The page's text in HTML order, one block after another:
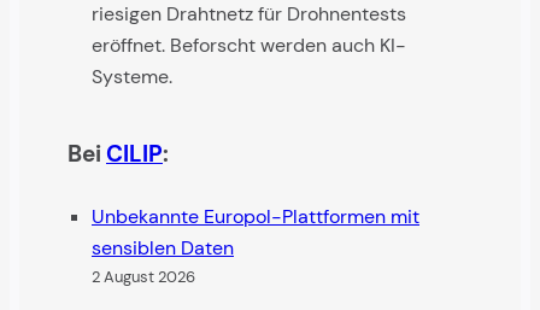
riesigen Draht­netz für Drohnen­tests
eröffnet. Beforscht werden auch KI-
Systeme.
Bei CILIP:
Unbekannte Europol-Plattformen mit
sensiblen Daten
2 August 2026